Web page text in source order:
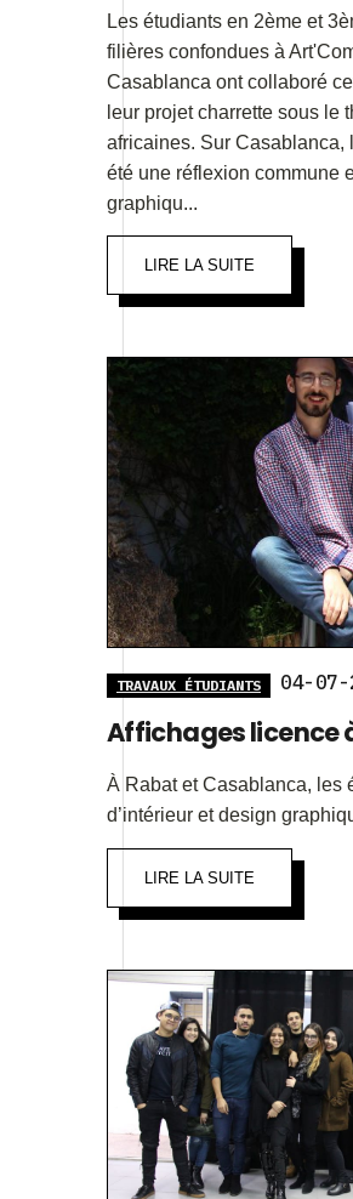
Les étudiants en 2ème et
filières confondues à
Casablanca ont collaboré
leur projet charrette sous le
africaines. Sur Casablanca,
été une réflexion commune
graphiqu...
LIRE LA SUITE
TRAVAUX ÉTUDIANTS 04-07-
Affichages licence
À Rabat et Casablanca, les
d’intérieur et design
LIRE LA SUITE